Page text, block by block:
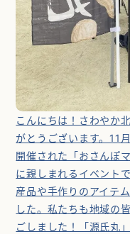
こんにちは！さわやか
がとうございます。11
開催された「おさんぽ
に親しまれるイベント
産品や手作りのアイテ
した。私たちも地域の
ごしました！「源氏丸